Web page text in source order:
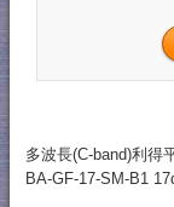
多波長(C-band)利得
BA-GF-17-SM-B1